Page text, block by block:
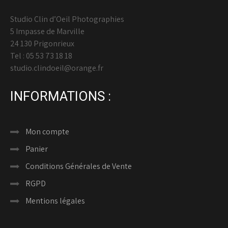
Studio Clin d’Oeil Photographies
5 Impasse de Marville
24 130 Prigonrieux
Tel : 05 53 73 18 18
studio.clindoeil@orange.fr
INFORMATIONS :
Mon compte
Panier
Conditions Générales de Vente
RGPD
Mentions légales